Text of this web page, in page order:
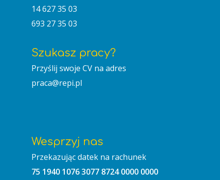
14 627 35 03
693 27 35 03
Szukasz pracy?
Przyślij swoje CV na adres
praca@repi.pl
Wesprzyj nas
Przekazując datek na rachunek
75 1940 1076 3077 8724 0000 0000